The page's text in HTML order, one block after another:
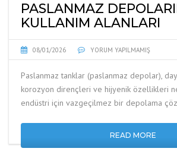
PASLANMAZ
KULLANIM ALANLARI
08/01/2026 YORUM YAPILMAMIŞ
Paslanmaz tanklar (paslanmaz depolar),
korozyon dirençleri ve hijyenik özellikleri
endüstri için vazgeçilmez bir depolama
READ MORE